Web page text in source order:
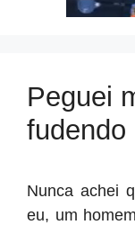
Peguei
fudendo
Nunca achei
eu, um